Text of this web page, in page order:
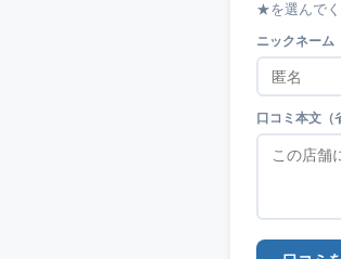
★を選んで
ニックネーム
口コミ本文（